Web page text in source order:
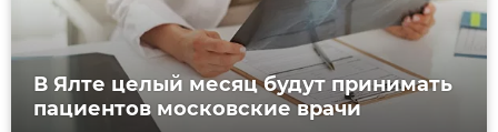
В Ялте целый месяц будут принимать
пациентов московские врачи